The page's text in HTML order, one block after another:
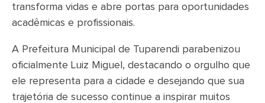
transforma vidas e abre portas para oportunidades
acadêmicas e profissionais.
A Prefeitura Municipal de Tuparendi parabenizou
oficialmente Luiz Miguel, destacando o orgulho que
ele representa para a cidade e desejando que sua
trajetória de sucesso continue a inspirar muitos